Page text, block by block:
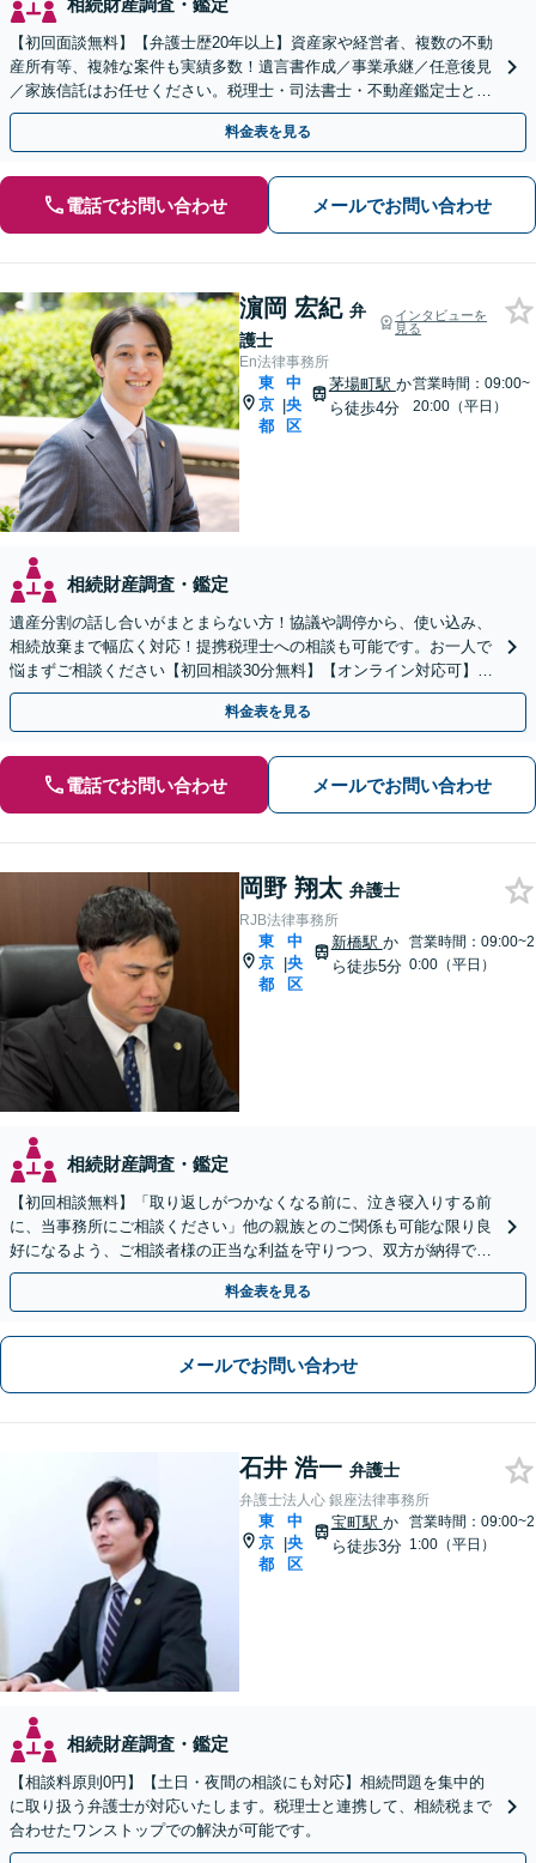
【初回面談無料】【弁護士歴20年以上】資産家や経営者、複数の不動
産所有等、複雑な案件も実績多数！遺言書作成／事業承継／任意後見
／家族信託はお任せください。税理士・司法書士・不動産鑑定士と連
携可。相続発生後も対応【夜間・休日相談可】
料金表を見る
電話でお問い合わせ メールでお問い合わせ
濵岡 宏紀 弁
護士
インタビューを
見る
En法律事務所
東
京
都
|
中
央
区
茅場町駅 か
ら徒歩4分
営業時間：09:00~
20:00（平日）
相続財産調査・鑑定
遺産分割の話し合いがまとまらない方！協議や調停から、使い込み、
相続放棄まで幅広く対応！提携税理士への相談も可能です。お一人で
悩まずご相談ください【初回相談30分無料】【オンライン対応可】
【弁護士直通電話】【夜間休日相談可】
料金表を見る
電話でお問い合わせ メールでお問い合わせ
岡野 翔太 弁護士
RJB法律事務所
東
京
都
|
中
央
区
新橋駅 か
ら徒歩5分
営業時間：09:00~2
0:00（平日）
相続財産調査・鑑定
【初回相談無料】「取り返しがつかなくなる前に、泣き寝入りする前
に、当事務所にご相談ください」他の親族とのご関係も可能な限り良
好になるよう、ご相談者様の正当な利益を守りつつ、双方が納得でき
る着地点を探ります。
料金表を見る
メールでお問い合わせ
石井 浩一 弁護士
弁護士法人心 銀座法律事務所
東
京
都
|
中
央
区
宝町駅 か
ら徒歩3分
営業時間：09:00~2
1:00（平日）
相続財産調査・鑑定
【相談料原則0円】【土日・夜間の相談にも対応】相続問題を集中的
に取り扱う弁護士が対応いたします。税理士と連携して、相続税まで
合わせたワンストップでの解決が可能です。